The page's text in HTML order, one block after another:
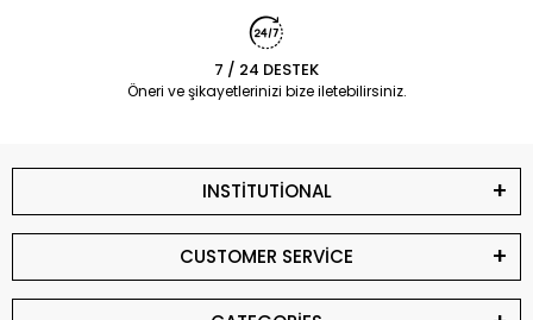
7 / 24 DESTEK
Öneri ve şikayetlerinizi bize iletebilirsiniz.
INSTİTUTİONAL
CUSTOMER SERVİCE